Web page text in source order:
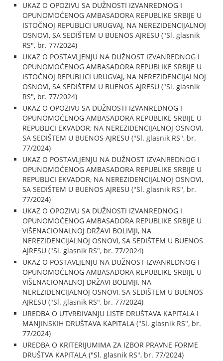
UKAZ O OPOZIVU SA DUŽNOSTI IZVANREDNOG I
OPUNOMOĆENOG AMBASADORA REPUBLIKE SRBIJE U
ISTOČNOJ REPUBLICI URUGVAJ, NA NEREZIDENCIJALNOJ
OSNOVI, SA SEDIŠTEM U BUENOS AJRESU ("Sl. glasnik
RS", br. 77/2024)
UKAZ O POSTAVLJENJU NA DUŽNOST IZVANREDNOG I
OPUNOMOĆENOG AMBASADORA REPUBLIKE SRBIJE U
ISTOČNOJ REPUBLICI URUGVAJ, NA NEREZIDENCIJALNOJ
OSNOVI, SA SEDIŠTEM U BUENOS AJRESU ("Sl. glasnik
RS", br. 77/2024)
UKAZ O OPOZIVU SA DUŽNOSTI IZVANREDNOG I
OPUNOMOĆENOG AMBASADORA REPUBLIKE SRBIJE U
REPUBLICI EKVADOR, NA NEREZIDENCIJALNOJ OSNOVI,
SA SEDIŠTEM U BUENOS AJRESU ("Sl. glasnik RS", br.
77/2024)
UKAZ O POSTAVLJENJU NA DUŽNOST IZVANREDNOG I
OPUNOMOĆENOG AMBASADORA REPUBLIKE SRBIJE U
REPUBLICI EKVADOR, NA NEREZIDENCIJALNOJ OSNOVI,
SA SEDIŠTEM U BUENOS AJRESU ("Sl. glasnik RS", br.
77/2024)
UKAZ O OPOZIVU SA DUŽNOSTI IZVANREDNOG I
OPUNOMOĆENOG AMBASADORA REPUBLIKE SRBIJE U
VIŠENACIONALNOJ DRŽAVI BOLIVIJI, NA
NEREZIDENCIJALNOJ OSNOVI, SA SEDIŠTEM U BUENOS
AJRESU ("Sl. glasnik RS", br. 77/2024)
UKAZ O POSTAVLJENJU NA DUŽNOST IZVANREDNOG I
OPUNOMOĆENOG AMBASADORA REPUBLIKE SRBIJE U
VIŠENACIONALNOJ DRŽAVI BOLIVIJI, NA
NEREZIDENCIJALNOJ OSNOVI, SA SEDIŠTEM U BUENOS
AJRESU ("Sl. glasnik RS", br. 77/2024)
UREDBA O UTVRĐIVANJU LISTE DRUŠTAVA KAPITALA I
MANJINSKIH DRUŠTAVA KAPITALA ("Sl. glasnik RS", br.
77/2024)
UREDBA O KRITERIJUMIMA ZA IZBOR PRAVNE FORME
DRUŠTVA KAPITALA ("Sl. glasnik RS", br. 77/2024)